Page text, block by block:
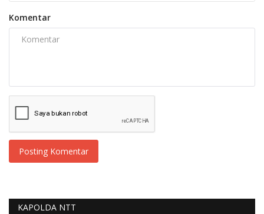
Komentar
Posting Komentar
KAPOLDA NTT